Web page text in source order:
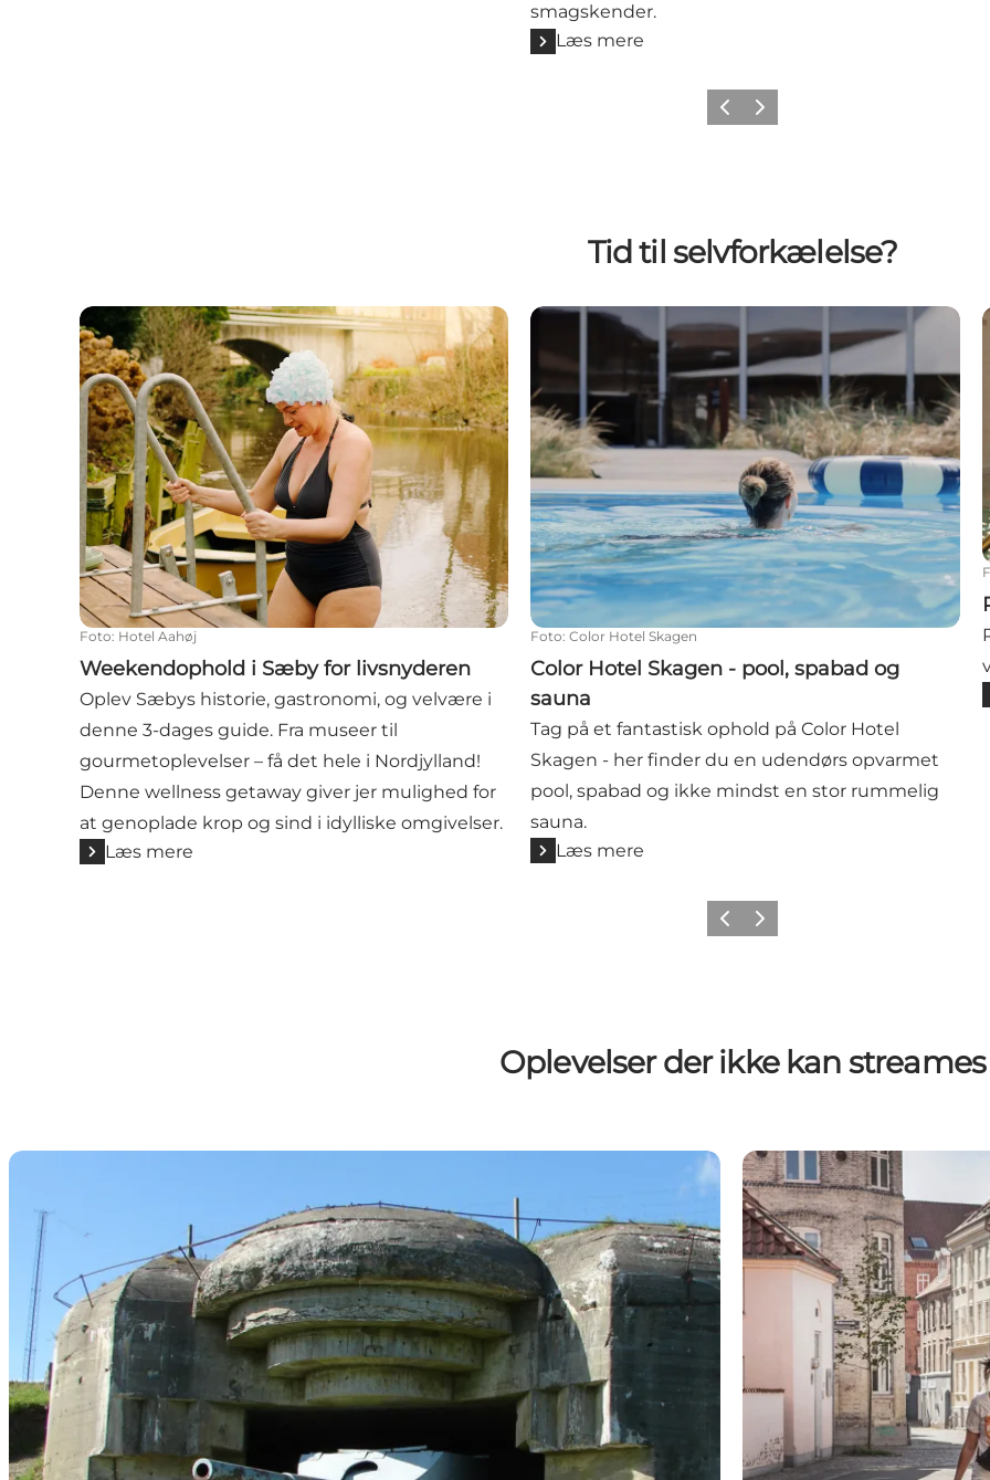
smagskender.
Læs mere
ForrigeNæste
Tid til selvforkælelse?
Weekendophold i Sæby for livsnyderen
Foto: Hotel Aahøj
Weekendophold i Sæby for livsnyderen
Oplev Sæbys historie, gastronomi, og velvære i
denne 3-dages guide. Fra museer til
gourmetoplevelser – få det hele i Nordjylland!
Denne wellness getaway giver jer mulighed for
at genoplade krop og sind i idylliske omgivelser.
Læs mere
Color Hotel Skagen - pool, spabad og sauna
Foto: Color Hotel Skagen
Color Hotel Skagen - pool, spabad og
sauna
Tag på et fantastisk ophold på Color Hotel
Skagen - her finder du en udendørs opvarmet
pool, spabad og ikke mindst en stor rummelig
sauna.
Læs mere
ForrigeNæste
Oplevelser der ikke kan streames
Det historiske Nordjylland Shopping